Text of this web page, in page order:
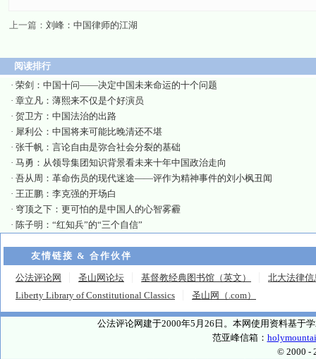
上一篇： 刘峰：中国律师的江湖
阅读排行
· 荣剑：中国十问——决定中国未来命运的十个问题
· 章立凡：薄熙来不仅是个好演员
· 贺卫方：中国法治的出路
· 犀利公：中国将来可能比晚清还不堪
· 张千帆：言论自由是弥合社会分裂的基础
· 马勇：从领导集团知识背景看未来十年中国政治走向
· 吾从周：革命伤员的现代迷途——评作为精神事件的刘小枫丑闻
· 王正鹏：李克强的开场白
· 穹顶之下：更可怕的是中国人的心智雾霾
· 陈子明：“红知兵”的“三个自信”
友情链接 & 合作伙伴
公法评论网 圣山网论坛 基督教经典图书馆（英文）
北大法律信
Liberty Library of Constitutional Classics
圣山网（.com）
公法评论网建于2000年5月26日。本网使用资料基于
范亚峰信箱：
© 2000 -